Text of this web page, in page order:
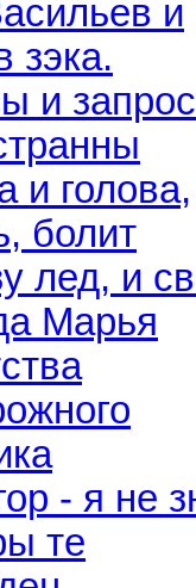
и
зэка.
и
и голова,
болит
лед, и
Марья
- я не
те